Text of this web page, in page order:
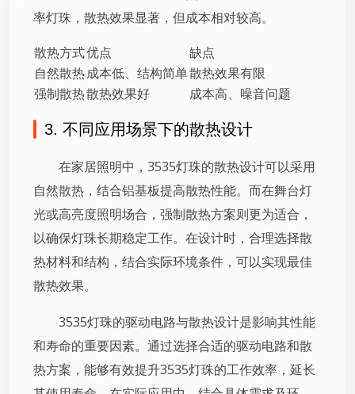
率灯珠，散热效果显著，但成本相对较高。
散热方式优点
缺点
自然散热成本低、结构简单散热效果有限
强制散热散热效果好 成本高、噪音问题
3. 不同应用场景下的散热设计
在家居照明中，3535灯珠的散热设计可以采用
自然散热，结合铝基板提高散热性能。而在舞台灯
光或高亮度照明场合，强制散热方案则更为适合，
以确保灯珠长期稳定工作。在设计时，合理选择散
热材料和结构，结合实际环境条件，可以实现最佳
散热效果。
3535灯珠的驱动电路与散热设计是影响其性能
和寿命的重要因素。通过选择合适的驱动电路和散
热方案，能够有效提升3535灯珠的工作效率，延长